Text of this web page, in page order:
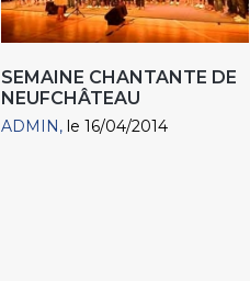
SEMAINE CHANTANTE DE
NEUFCHÂTEAU
ADMIN le 16/04/2014